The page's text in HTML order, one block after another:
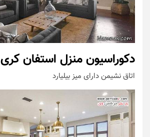
دکوراسیون منزل استفان کری
اتاق نشیمن دارای میز بیلیارد